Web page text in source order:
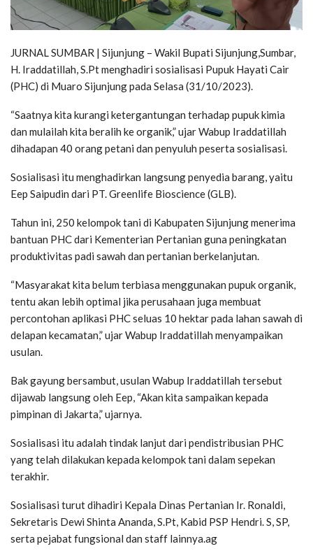
JURNAL SUMBAR | Sijunjung – Wakil Bupati Sijunjung,Sumbar,
H. Iraddatillah, S.Pt menghadiri sosialisasi Pupuk Hayati Cair
(PHC) di Muaro Sijunjung pada Selasa (31/10/2023).
“Saatnya kita kurangi ketergantungan terhadap pupuk kimia
dan mulailah kita beralih ke organik,” ujar Wabup Iraddatillah
dihadapan 40 orang petani dan penyuluh peserta sosialisasi.
Sosialisasi itu menghadirkan langsung penyedia barang, yaitu
Eep Saipudin dari PT. Greenlife Bioscience (GLB).
Tahun ini, 250 kelompok tani di Kabupaten Sijunjung menerima
bantuan PHC dari Kementerian Pertanian guna peningkatan
produktivitas padi sawah dan pertanian berkelanjutan.
“Masyarakat kita belum terbiasa menggunakan pupuk organik,
tentu akan lebih optimal jika perusahaan juga membuat
percontohan aplikasi PHC seluas 10 hektar pada lahan sawah di
delapan kecamatan,” ujar Wabup Iraddatillah menyampaikan
usulan.
Bak gayung bersambut, usulan Wabup Iraddatillah tersebut
dijawab langsung oleh Eep, “Akan kita sampaikan kepada
pimpinan di Jakarta,” ujarnya.
Sosialisasi itu adalah tindak lanjut dari pendistribusian PHC
yang telah dilakukan kepada kelompok tani dalam sepekan
terakhir.
Sosialisasi turut dihadiri Kepala Dinas Pertanian Ir. Ronaldi,
Sekretaris Dewi Shinta Ananda, S.Pt, Kabid PSP Hendri. S, SP,
serta pejabat fungsional dan staff lainnya.ag